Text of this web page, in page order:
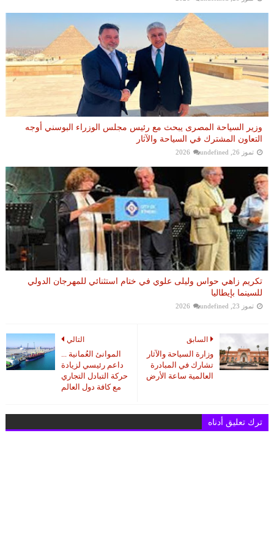
وزير السياحة المصرى يبحث مع رئيس مجلس الوزراء البوسني أوجه
التعاون المشترك في السياحة والآثار
تموز 26, 2026 undefined
تكريم زاهي حواس وليلى علوي في ختام استثنائي للمهرجان الدولي
للسينما بإيطاليا
تموز 23, 2026 undefined
التالي
الموانئ العُمانية ...
داعم رئيسي لزيادة
حركة التبادل التجاري
مع كافة دول العالم
السابق
وزارة السياحة والآثار
تشارك في المبادرة
العالمية ساعة الأرض
ترك تعليق أدناه